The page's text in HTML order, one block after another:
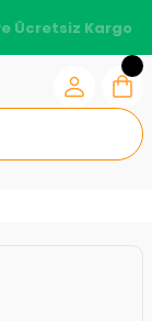
Ücretsiz Kargo